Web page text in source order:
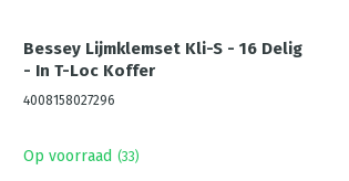
Bessey Lijmklemset Kli-S - 16 Delig
- In T-Loc Koffer
4008158027296
Op voorraad (33)